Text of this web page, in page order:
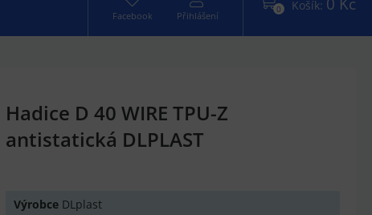
0 Košík:
Facebook Přihlášení
Hadice D 40 WIRE TPU-Z
antistatická DLPLAST
Výrobce DLplast